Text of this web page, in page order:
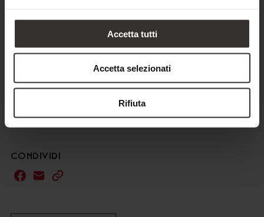
Accetta tutti
Accetta selezionati
Rifiuta
CONDIVIDI